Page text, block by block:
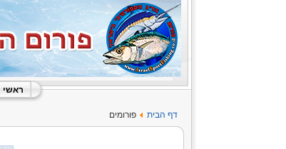
ראשי
דף הבית פורומים